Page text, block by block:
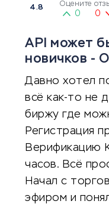
4.8 Оцените
0 0
API может
новичков -
Давно хотел
всё как-то не
биржу где
Регистрация
Верификацию
часов. Всё
Начал с
эфиром и